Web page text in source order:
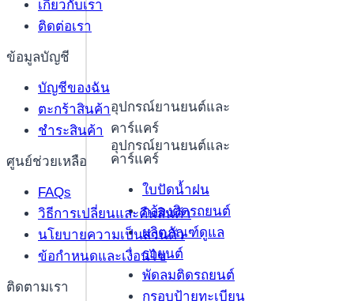
อุปกรณ์ยานยนต์และ
คาร์แคร์
อุปกรณ์ยานยนต์และ
คาร์แคร์
ใบปัดน้ำฝน
กล้องติดรถยนต์
ผลิตภัณฑ์ดูแล
รถยนต์
พัดลมติดรถยนต์
กรอบป้ายทะเบียน
เกี่ยวกับเรา
ติดต่อเรา
ข้อมูลบัญชี
บัญชีของฉัน
ตะกร้าสินค้า
ชำระสินค้า
ศูนย์ช่วยเหลือ
FAQs
วิธีการเปลี่ยนและคืนสินค้า
นโยบายความเป็นส่วนตัว
ข้อกำหนดและเงื่อนไข
ติดตามเรา